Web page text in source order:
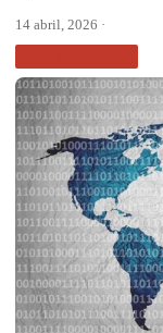
14 abril, 2026 ·